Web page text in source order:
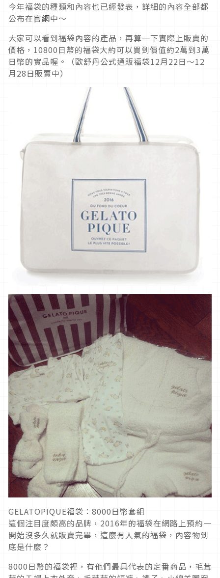
今年福袋的種類和內容也已經發表，詳細的內容全部都
公布在官網中～
大家可以看到福袋內容的產品，再算一下實際上販賣的
價格，10800日幣的福袋大約可以買到價值約2萬到3萬
日幣的實品喔。（歐舒丹公式通販福袋12月22日～12
月28日販賣中）
GELATOPIQUE福袋：8000日幣套組
這個注目度頗高的品牌，2016年的福袋在網路上預約一
開始沒多久就販賣完畢，這麼有人氣的福袋，內容物到
底是什麼？
8000日幣的福袋裡，有他們最具代表的定番商品，毛茸